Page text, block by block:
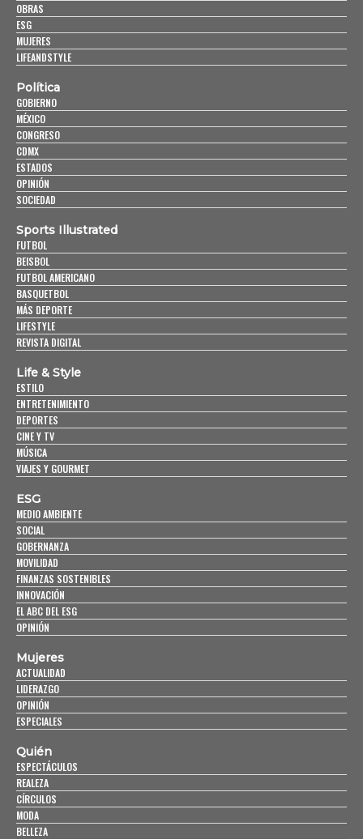
OBRAS
ESG
MUJERES
LIFEANDSTYLE
Política
GOBIERNO
MÉXICO
CONGRESO
CDMX
ESTADOS
OPINIÓN
SOCIEDAD
Sports Illustrated
FUTBOL
BEISBOL
FUTBOL AMERICANO
BASQUETBOL
MÁS DEPORTE
LIFESTYLE
REVISTA DIGITAL
Life & Style
ESTILO
ENTRETENIMIENTO
DEPORTES
CINE Y TV
MÚSICA
VIAJES Y GOURMET
ESG
MEDIO AMBIENTE
SOCIAL
GOBERNANZA
MOVILIDAD
FINANZAS SOSTENIBLES
INNOVACIÓN
EL ABC DEL ESG
OPINIÓN
Mujeres
ACTUALIDAD
LIDERAZGO
OPINIÓN
ESPECIALES
Quién
ESPECTÁCULOS
REALEZA
CÍRCULOS
MODA
BELLEZA